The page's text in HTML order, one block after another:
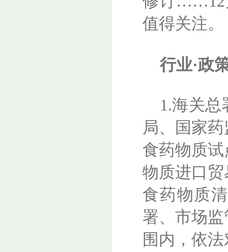
值得关注。
行业·政
1.海关
局、国家
食药物质
物质进口
食药物质
署、市场
围内，依